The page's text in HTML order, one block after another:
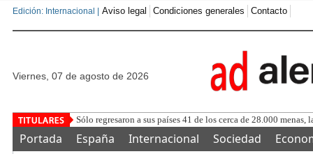
Edición: Internacional | Aviso legal Condiciones generales Contacto
viernes, 07 de agosto de 2026
Luis Rubiales defiende que Esp
Portada España Internacional Sociedad